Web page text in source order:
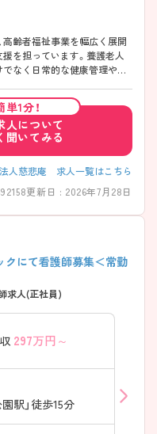
齢者福祉事業を幅広く展開
を担っています。養護老人
なく日常的な健康管理や生
ており、オンコール対応時
人で抱え込まない勤務体制
にお問い合わせください！
単1分！
人について
聞いてみる
人慈悲庵 求人一覧はこちら
更新日 : 2026年7月28日
クにて看護師募集＜常勤
求人(正社員)
297万円～
駅」徒歩15分